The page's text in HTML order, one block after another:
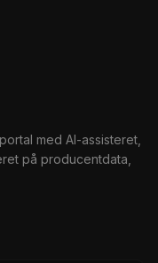
med AI-assisteret,
på producentdata,